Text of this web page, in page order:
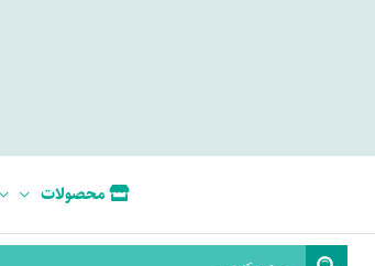
محصولات